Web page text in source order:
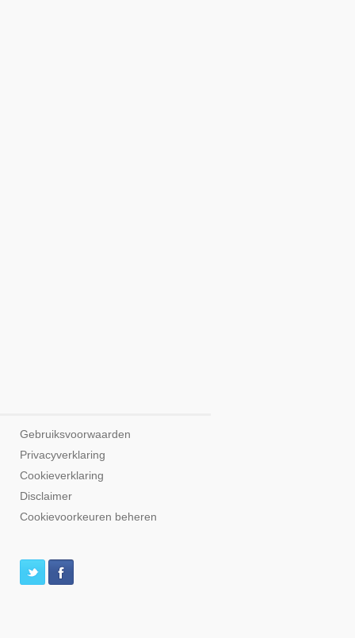
Gebruiksvoorwaarden
Privacyverklaring
Cookieverklaring
Disclaimer
Cookievoorkeuren beheren